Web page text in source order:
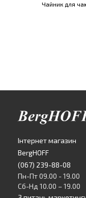
Чайник для
Інтернет магазин
BergHOFF
(067) 239-88-08
Пн-Пт 09.00 - 19.00
Сб-Нд 10.00 – 19.00